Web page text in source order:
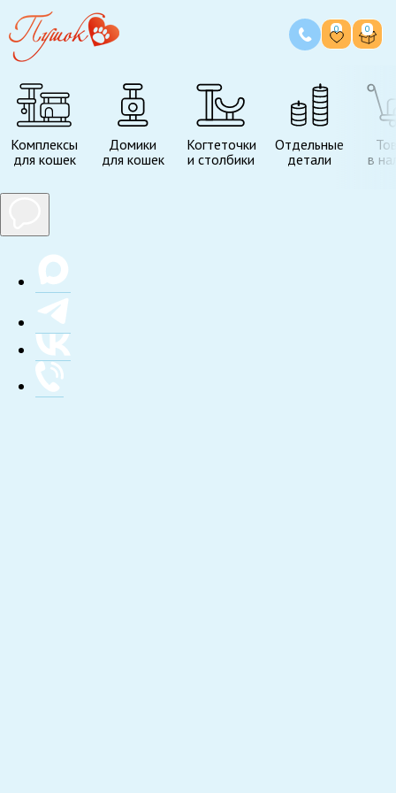
0 0
Комплексы
для кошек
Домики
для кошек
Когтеточки
и столбики
Отдельные
детали
в